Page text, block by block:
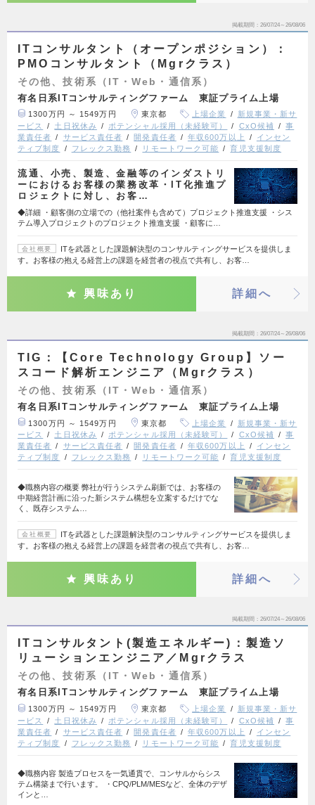
掲載期間 26/07/24～26/08/06
ITコンサルタント（オープンポジション）：
PMOコンサルタント（Mgrクラス）
その他、技術系（IT・Web・通信系）
有名日系ITコンサルティングファーム 東証プライム上場
1300万円 ～ 1549万円 東京都 上場企業
新規事業・新サ
ービス
土日祝休み ポテンシャル採用（未経験可） CxO候補
事
業責任者
サービス責任者 開発責任者 年収600万以上
インセン
ティブ制度
フレックス勤務 リモートワーク可能 育児支援制度
流通、小売、製造、金融等のインダストリ
ーにおけるお客様の業務改革・IT化推進プ
ロジェクトに対し、お客…
◆詳細 ・顧客側の立場での（他社案件も含めて）プロジェクト推進支援 ・シス
テム導入プロジェクトのプロジェクト推進支援 ・顧客に…
会社概要
ITを武器とした課題解決型のコンサルティングサービスを提供しま
す。お客様の抱える経営上の課題を経営者の視点で共有し、お客…
興味あり 詳細へ
掲載期間 26/07/24～26/08/06
TIG：【Core Technology Group】ソー
スコード解析エンジニア（Mgrクラス）
その他、技術系（IT・Web・通信系）
有名日系ITコンサルティングファーム 東証プライム上場
1300万円 ～ 1549万円 東京都 上場企業
新規事業・新サ
ービス
土日祝休み ポテンシャル採用（未経験可） CxO候補
事
業責任者
サービス責任者 開発責任者 年収600万以上
インセン
ティブ制度
フレックス勤務 リモートワーク可能 育児支援制度
◆職務内容の概要 弊社が行うシステム刷新では、お客様の
中期経営計画に沿った新システム構想を立案するだけでな
く、既存システム…
会社概要
ITを武器とした課題解決型のコンサルティングサービスを提供しま
す。お客様の抱える経営上の課題を経営者の視点で共有し、お客…
興味あり 詳細へ
掲載期間 26/07/24～26/08/06
ITコンサルタント(製造エネルギー)：製造ソ
リューションエンジニア／Mgrクラス
その他、技術系（IT・Web・通信系）
有名日系ITコンサルティングファーム 東証プライム上場
1300万円 ～ 1549万円 東京都 上場企業
新規事業・新サ
ービス
土日祝休み ポテンシャル採用（未経験可） CxO候補
事
業責任者
サービス責任者 開発責任者 年収600万以上
インセン
ティブ制度
フレックス勤務 リモートワーク可能 育児支援制度
◆職務内容 製造プロセスを一気通貫で、コンサルからシス
テム構築まで行います。 ・CPQ/PLM/MESなど、全体のデザ
インと…